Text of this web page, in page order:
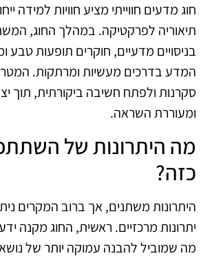
חוג מדעים חווייתי מציע חוויות למידה
תיאוריה לפרקטיקה. במהלך החוג,
בניסויים מדעיים, חוקרים תופעות טבע
המדע בדרכים מעשיות ומרתקות.
סקרנות ולפתח חשיבה ביקורתית, תוך
ומעוררת השראה.
מה היתרונות של
כזה?
היתרונות משתנים, אך ברוב המקרים
יתרונות מרכזיים. ראשית, החוג מקנה
מה שמוביל להבנה עמוקה יותר של